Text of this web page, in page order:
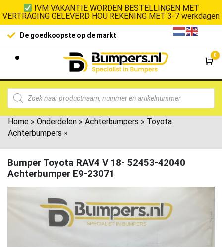
IVM VAKANTIE WORDEN BESTELLINGEN MET
VERTRAGING GELEVERD HOU REKENING MET 3-7 werkdagen
De goedkoopste op de markt
0
Home » Onderdelen » Achterbumpers » Toyota
Achterbumpers »
Bumper Toyota RAV4 V 18- 52453-42040
Achterbumper E9-23071